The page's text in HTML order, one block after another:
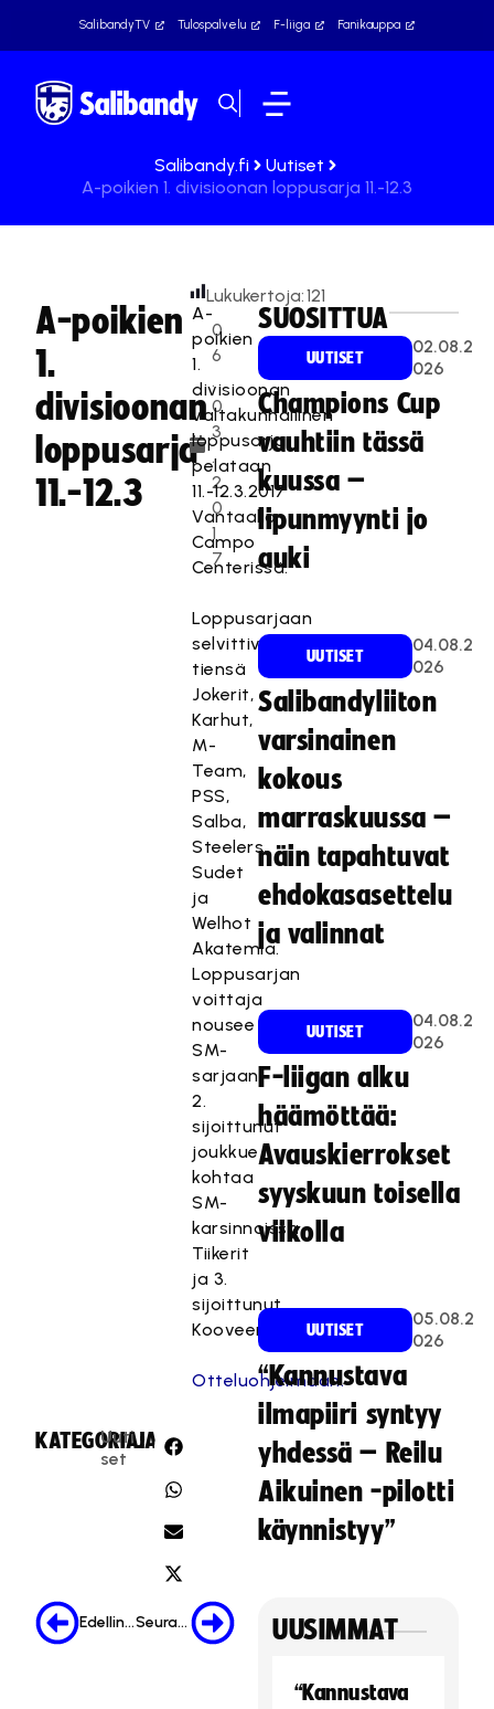
SalibandyTV Tulospalvelu F-liiga Fanikauppa
Salibandy.fi
Uutiset
A-poikien 1. divisioonan loppusarja 11.-12.3
A-poikien
1.
divisioonan
loppusarja
11.-12.3
0
6
.
0
3
.
2
0
1
7
Lukukertoja:121
A-
poikien
1.
divisioonan
valtakunnallinen
loppusarja
pelataan
11.-12.3.2017
Vantaalla
Campo
Centerissä.
Loppusarjaan
selvittivät
tiensä
Jokerit,
Karhut,
M-
Team,
PSS,
Salba,
Steelers,
Sudet
ja
Welhot
Akatemia.
Loppusarjan
voittaja
nousee
SM-
sarjaan,
2.
sijoittunut
joukkue
kohtaa
SM-
karsinnoissa
Tiikerit
ja 3.
sijoittunut
Kooveen.
Otteluohjelmaan.
KATEGORIA:
Uuti
set
JAA:
Edellinen Seuraava
SUOSITTUA
UUTISET
02.08.2
026
Champions Cup
vauhtiin tässä
kuussa –
lipunmyynti jo
auki
UUTISET
04.08.2
026
Salibandyliiton
varsinainen
kokous
marraskuussa –
näin tapahtuvat
ehdokasasettelu
ja valinnat
UUTISET
04.08.2
026
F-liigan alku
häämöttää:
Avauskierrokset
syyskuun toisella
viikolla
UUTISET
05.08.2
026
“Kannustava
ilmapiiri syntyy
yhdessä – Reilu
Aikuinen -pilotti
käynnistyy”
UUSIMMAT
“Kannustava